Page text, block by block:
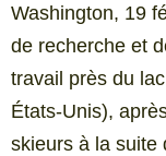
Washington, 19
de recherche et
travail près du
États-Unis),
skieurs à la suite